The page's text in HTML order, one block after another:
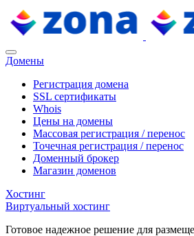
Домены
Регистрация домена
SSL сертификаты
Whois
Цены на домены
Массовая регистрация / перенос
Точечная регистрация / перенос
Доменный брокер
Магазин доменов
Хостинг
Виртуальный хостинг
Готовое надежное решение для